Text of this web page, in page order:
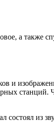
а также
и
станций.
из